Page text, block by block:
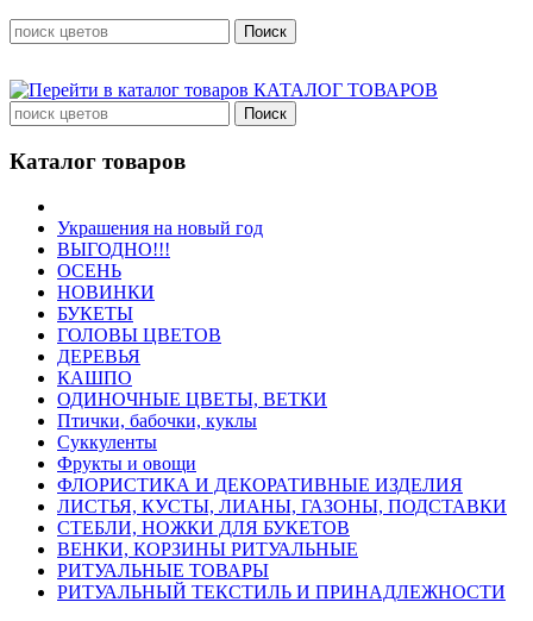
КАТАЛОГ ТОВАРОВ
Каталог товаров
Украшения на новый год
ВЫГОДНО!!!
ОСЕНЬ
НОВИНКИ
БУКЕТЫ
ГОЛОВЫ ЦВЕТОВ
ДЕРЕВЬЯ
КАШПО
ОДИНОЧНЫЕ ЦВЕТЫ, ВЕТКИ
Птички, бабочки, куклы
Суккуленты
Фрукты и овощи
ФЛОРИСТИКА И ДЕКОРАТИВНЫЕ ИЗДЕЛИЯ
ЛИСТЬЯ, КУСТЫ, ЛИАНЫ, ГАЗОНЫ, ПОДСТАВКИ
СТЕБЛИ, НОЖКИ ДЛЯ БУКЕТОВ
ВЕНКИ, КОРЗИНЫ РИТУАЛЬНЫЕ
РИТУАЛЬНЫЕ ТОВАРЫ
РИТУАЛЬНЫЙ ТЕКСТИЛЬ И ПРИНАДЛЕЖНОСТИ